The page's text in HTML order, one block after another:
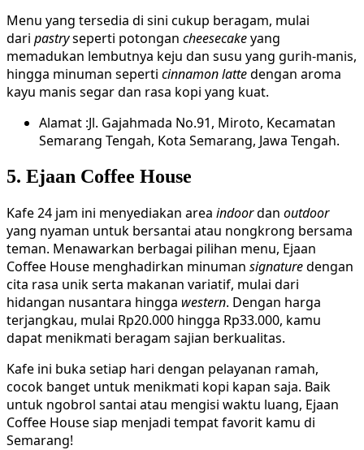
Menu yang tersedia di sini cukup beragam, mulai
dari pastryseperti potongan cheesecakeyang
memadukan lembutnya keju dan susu yang gurih-manis,
hingga minuman seperti cinnamon lattedengan aroma
kayu manis segar dan rasa kopi yang kuat.
Alamat :Jl. Gajahmada No.91, Miroto, Kecamatan
Semarang Tengah, Kota Semarang, Jawa Tengah.
5. Ejaan Coffee House
Kafe 24 jam ini menyediakan area indoordan outdoor
yang nyaman untuk bersantai atau nongkrong bersama
teman. Menawarkan berbagai pilihan menu, Ejaan
Coffee House menghadirkan minuman signaturedengan
cita rasa unik serta makanan variatif, mulai dari
hidangan nusantara hingga western. Dengan harga
terjangkau, mulai Rp20.000 hingga Rp33.000, kamu
dapat menikmati beragam sajian berkualitas.
Kafe ini buka setiap hari dengan pelayanan ramah,
cocok banget untuk menikmati kopi kapan saja. Baik
untuk ngobrol santai atau mengisi waktu luang, Ejaan
Coffee House siap menjadi tempat favorit kamu di
Semarang!